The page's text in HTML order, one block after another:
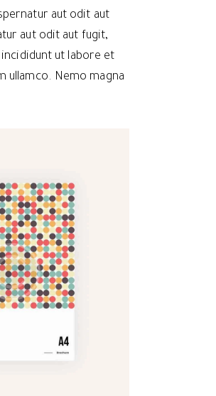
aut odit aut
aut odit aut fugit,
ut labore et
ullamco. Nemo magna